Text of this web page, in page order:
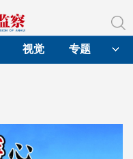
视觉 专题